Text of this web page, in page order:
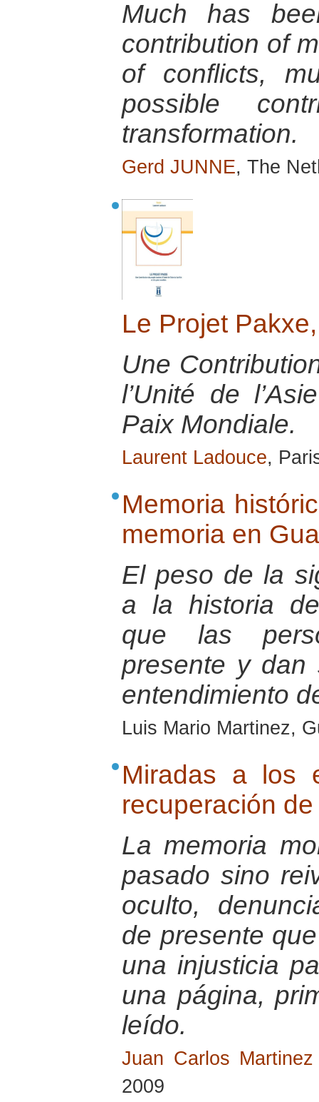
Much has
contribution of
of conflicts,
possible
transformation.
Gerd JUNNE, The
Le Projet
Une
l’Unité de
Paix Mondiale.
Laurent Ladouce,
Memoria
memoria en
El peso de la
a la historia
que las
presente y
entendimiento
Luis Mario Martinez,
Miradas a los
recuperación
La memoria
pasado sino
oculto,
de presente
una injusticia
una página,
leído.
Juan Carlos Martinez
2009